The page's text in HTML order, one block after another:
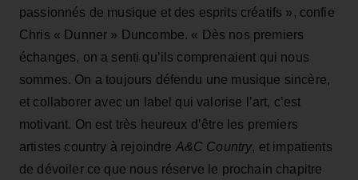
passionnés de musique et des esprits créatifs », confie
Chris « Dunner » Duncombe. « Dès nos premiers
échanges, on a senti qu’ils comprenaient qui nous
sommes. On a toujours défendu une musique sincère,
et collaborer avec un label qui valorise l’art, c’est
motivant. On est très heureux d’être les premiers
artistes country à rejoindre A&C Country, et impatients
de dévoiler ce que nous réserve le prochain chapitre